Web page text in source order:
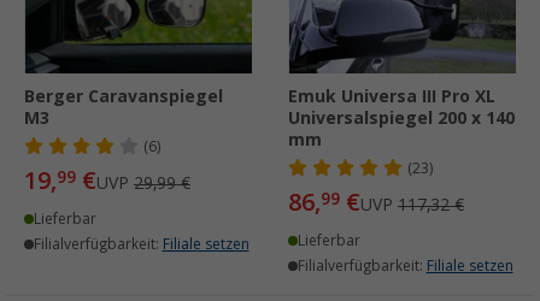
Berger Caravanspiegel
M3
(6)
19,99 €UVP 29,99 €
Lieferbar
Filialverfügbarkeit: Filiale setzen
Emuk Universa III Pro XL
Universalspiegel 200 x 140
mm
(23)
86,99 €UVP 117,32 €
Lieferbar
Filialverfügbarkeit: Filiale setzen